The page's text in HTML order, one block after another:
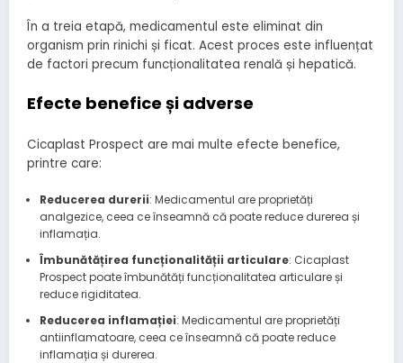
În a treia etapă, medicamentul este eliminat din
organism prin rinichi și ficat. Acest proces este influențat
de factori precum funcționalitatea renală și hepatică.
Efecte benefice și adverse
Cicaplast Prospect are mai multe efecte benefice,
printre care:
Reducerea durerii: Medicamentul are proprietăți
analgezice, ceea ce înseamnă că poate reduce durerea și
inflamația.
Îmbunătățirea funcționalității articulare: Cicaplast
Prospect poate îmbunătăți funcționalitatea articulare și
reduce rigiditatea.
Reducerea inflamației: Medicamentul are proprietăți
antiinflamatoare, ceea ce înseamnă că poate reduce
inflamația și durerea.